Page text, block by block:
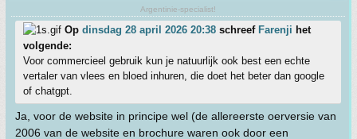
Argentinie-specialist!
Op dinsdag 28 april 2026 20:38 schreef Farenji het
volgende:
Voor commercieel gebruik kun je natuurlijk ook best een echte
vertaler van vlees en bloed inhuren, die doet het beter dan google
of chatgpt.
Ja, voor de website in principe wel (de allereerste oerversie van
2006 van de website en brochure waren ook door een